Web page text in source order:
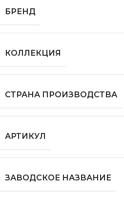
БРЕНД
КОЛЛЕКЦИЯ
СТРАНА ПРОИЗВОДСТВА
АРТИКУЛ
ЗАВОДСКОЕ НАЗВАНИЕ